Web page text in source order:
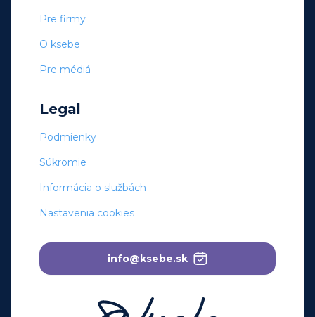
Pre firmy
O ksebe
Pre médiá
Legal
Podmienky
Súkromie
Informácia o službách
Nastavenia cookies
info@ksebe.sk